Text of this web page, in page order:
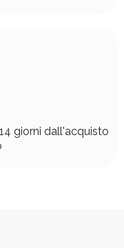
giorni dall'acquisto